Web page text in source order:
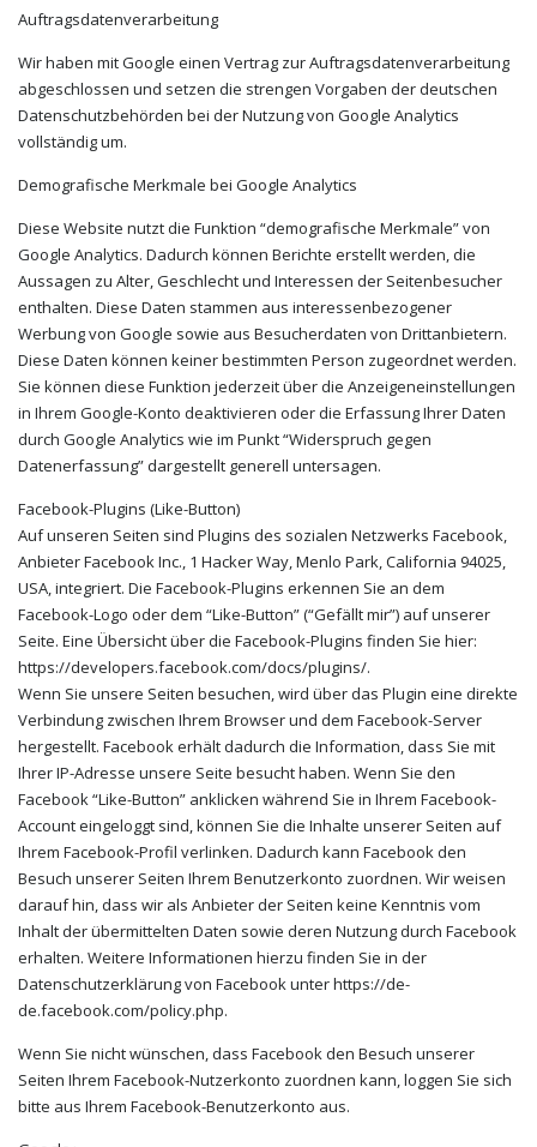
Auftragsdatenverarbeitung
Wir haben mit Google einen Vertrag zur Auftragsdatenverarbeitung
abgeschlossen und setzen die strengen Vorgaben der deutschen
Datenschutzbehörden bei der Nutzung von Google Analytics
vollständig um.
Demografische Merkmale bei Google Analytics
Diese Website nutzt die Funktion “demografische Merkmale” von
Google Analytics. Dadurch können Berichte erstellt werden, die
Aussagen zu Alter, Geschlecht und Interessen der Seitenbesucher
enthalten. Diese Daten stammen aus interessenbezogener
Werbung von Google sowie aus Besucherdaten von Drittanbietern.
Diese Daten können keiner bestimmten Person zugeordnet werden.
Sie können diese Funktion jederzeit über die Anzeigeneinstellungen
in Ihrem Google-Konto deaktivieren oder die Erfassung Ihrer Daten
durch Google Analytics wie im Punkt “Widerspruch gegen
Datenerfassung” dargestellt generell untersagen.
Facebook-Plugins (Like-Button)
Auf unseren Seiten sind Plugins des sozialen Netzwerks Facebook,
Anbieter Facebook Inc., 1 Hacker Way, Menlo Park, California 94025,
USA, integriert. Die Facebook-Plugins erkennen Sie an dem
Facebook-Logo oder dem “Like-Button” (“Gefällt mir”) auf unserer
Seite. Eine Übersicht über die Facebook-Plugins finden Sie hier:
https://developers.facebook.com/docs/plugins/.
Wenn Sie unsere Seiten besuchen, wird über das Plugin eine direkte
Verbindung zwischen Ihrem Browser und dem Facebook-Server
hergestellt. Facebook erhält dadurch die Information, dass Sie mit
Ihrer IP-Adresse unsere Seite besucht haben. Wenn Sie den
Facebook “Like-Button” anklicken während Sie in Ihrem Facebook-
Account eingeloggt sind, können Sie die Inhalte unserer Seiten auf
Ihrem Facebook-Profil verlinken. Dadurch kann Facebook den
Besuch unserer Seiten Ihrem Benutzerkonto zuordnen. Wir weisen
darauf hin, dass wir als Anbieter der Seiten keine Kenntnis vom
Inhalt der übermittelten Daten sowie deren Nutzung durch Facebook
erhalten. Weitere Informationen hierzu finden Sie in der
Datenschutzerklärung von Facebook unter https://de-
de.facebook.com/policy.php.
Wenn Sie nicht wünschen, dass Facebook den Besuch unserer
Seiten Ihrem Facebook-Nutzerkonto zuordnen kann, loggen Sie sich
bitte aus Ihrem Facebook-Benutzerkonto aus.